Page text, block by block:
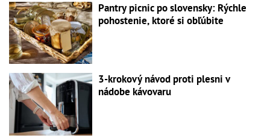
Pantry picnic po slovensky: Rýchle
pohostenie, ktoré si obľúbite
3-krokový návod proti plesni v
nádobe kávovaru